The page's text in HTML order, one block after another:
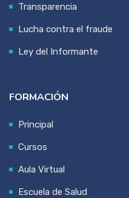
Transparencia
Lucha contra el fraude
Ley del Informante
FORMACIÓN
Principal
Cursos
Aula Virtual
Escuela de Salud